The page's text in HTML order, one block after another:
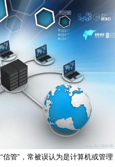
管”，常被误认为是计算机或管理